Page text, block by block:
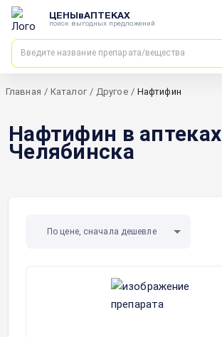
ЦЕНЫвАПТЕКАХ
поиск выгодных предложений
Главная / Каталог / Другое / Нафтифин
Нафтифин в аптеках
Челябинска
По цене, сначала дешевле